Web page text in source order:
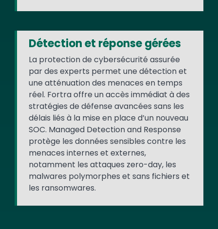
Détection et réponse gérées
La protection de cybersécurité assurée
par des experts permet une détection et
une atténuation des menaces en temps
réel. Fortra offre un accès immédiat à des
stratégies de défense avancées sans les
délais liés à la mise en place d’un nouveau
SOC. Managed Detection and Response
protège les données sensibles contre les
menaces internes et externes,
notamment les attaques zero-day, les
malwares polymorphes et sans fichiers et
les ransomwares.